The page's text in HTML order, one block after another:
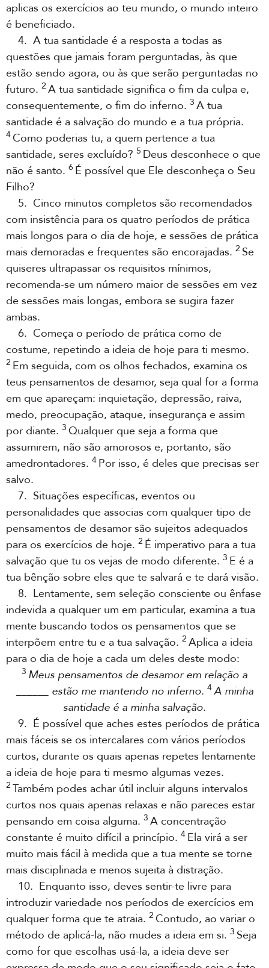
aplicas os exercícios ao teu mundo, o mundo inteiro
é beneficiado.
4. A tua santidade é a resposta a todas as
questões que jamais foram perguntadas, às que
estão sendo agora, ou às que serão perguntadas no
futuro. 2 A tua santidade significa o fim da culpa e,
consequentemente, o fim do inferno. 3 A tua
santidade é a salvação do mundo e a tua própria.
4Como poderias tu, a quem pertence a tua
santidade, seres excluído? 5 Deus desconhece o que
não é santo. 6 É possível que Ele desconheça o Seu
Filho?
5. Cinco minutos completos são recomendados
com insistência para os quatro períodos de prática
mais longos para o dia de hoje, e sessões de prática
mais demoradas e frequentes são encorajadas. 2 Se
quiseres ultrapassar os requisitos mínimos,
recomenda-se um número maior de sessões em vez
de sessões mais longas, embora se sugira fazer
ambas.
6. Começa o período de prática como de
costume, repetindo a ideia de hoje para ti mesmo.
2 Em seguida, com os olhos fechados, examina os
teus pensamentos de desamor, seja qual for a forma
em que apareçam: inquietação, depressão, raiva,
medo, preocupação, ataque, insegurança e assim
por diante. 3 Qualquer que seja a forma que
assumirem, não são amorosos e, portanto, são
amedrontadores. 4 Por isso, é deles que precisas ser
salvo.
7. Situações específicas, eventos ou
personalidades que associas com qualquer tipo de
pensamentos de desamor são sujeitos adequados
para os exercícios de hoje. 2 É imperativo para a tua
salvação que tu os vejas de modo diferente. 3 E é a
tua bênção sobre eles que te salvará e te dará visão.
8. Lentamente, sem seleção consciente ou ênfase
indevida a qualquer um em particular, examina a tua
mente buscando todos os pensamentos que se
interpõem entre tu e a tua salvação. 2 Aplica a ideia
para o dia de hoje a cada um deles deste modo:
3 Meus pensamentos de desamor em relação a
______ estão me mantendo no inferno. 4A minha
santidade é a minha salvação.
9. É possível que aches estes períodos de prática
mais fáceis se os intercalares com vários períodos
curtos, durante os quais apenas repetes lentamente
a ideia de hoje para ti mesmo algumas vezes.
2 Também podes achar útil incluir alguns intervalos
curtos nos quais apenas relaxas e não pareces estar
pensando em coisa alguma. 3 A concentração
constante é muito difícil a princípio. 4 Ela virá a ser
muito mais fácil à medida que a tua mente se torne
mais disciplinada e menos sujeita à distração.
10. Enquanto isso, deves sentir-te livre para
introduzir variedade nos períodos de exercícios em
qualquer forma que te atraia. 2 Contudo, ao variar o
método de aplicá-la, não mudes a ideia em si. 3 Seja
como for que escolhas usá-la, a ideia deve ser